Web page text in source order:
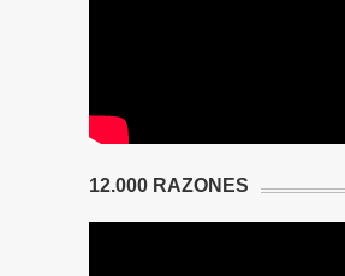
12.000 RAZONES